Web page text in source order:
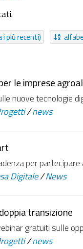
mese Da
i più recenti)
le imprese
nuove tecnologie
/news
per partecipare
Digitale /News
transizione
gratuiti sulle
/news